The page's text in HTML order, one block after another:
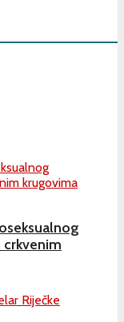
crkvenim